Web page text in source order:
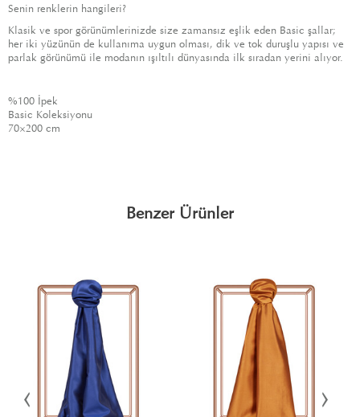
Senin renklerin hangileri?
Klasik ve spor görünümlerinizde size zamansız eşlik eden Basic şallar;
her iki yüzünün de kullanıma uygun olması, dik ve tok duruşlu yapısı ve
parlak görünümü ile modanın ışıltılı dünyasında ilk sıradan yerini alıyor.
%100 İpek
Basic Koleksiyonu
70×200 cm
Benzer Ürünler